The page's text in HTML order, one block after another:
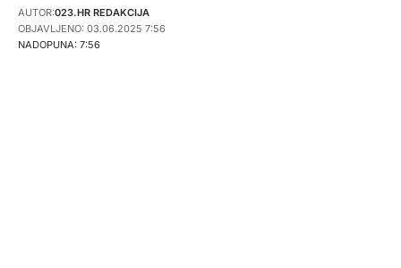
NADOPUNA: 7:56
AUTOR:023.HR REDAKCIJA
OBJAVLJENO: 03.06.2025 7:56